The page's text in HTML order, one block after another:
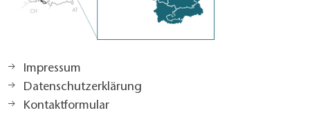
Impressum
Datenschutzerklärung
Kontaktformular